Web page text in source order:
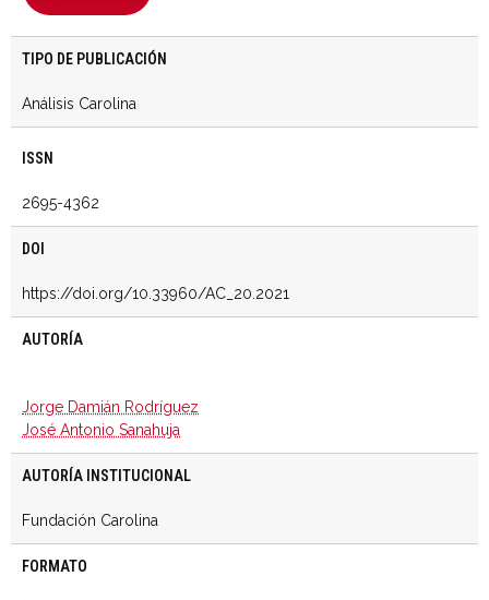
TIPO DE PUBLICACIÓN
Análisis Carolina
ISSN
2695-4362
DOI
https://doi.org/10.33960/AC_20.2021
AUTORÍA
Jorge Damián Rodríguez
José Antonio Sanahuja
AUTORÍA INSTITUCIONAL
Fundación Carolina
FORMATO